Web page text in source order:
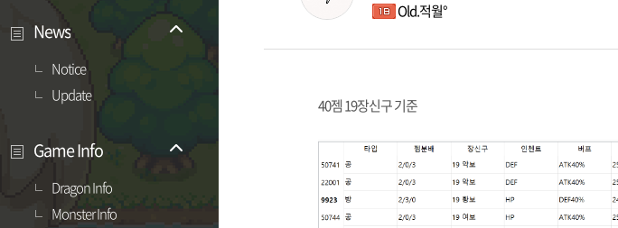
News
Notice
Update
Game Info
Dragon Info
Monster Info
Old.적월°
40젬 19장신구 기준